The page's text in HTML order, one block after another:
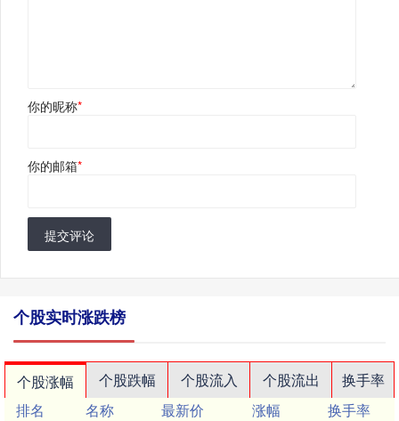
你的昵称*
你的邮箱*
提交评论
个股实时涨跌榜
个股涨幅 个股跌幅 个股流入 个股流出
换手率
排名
名称 最新价 涨幅
换手率